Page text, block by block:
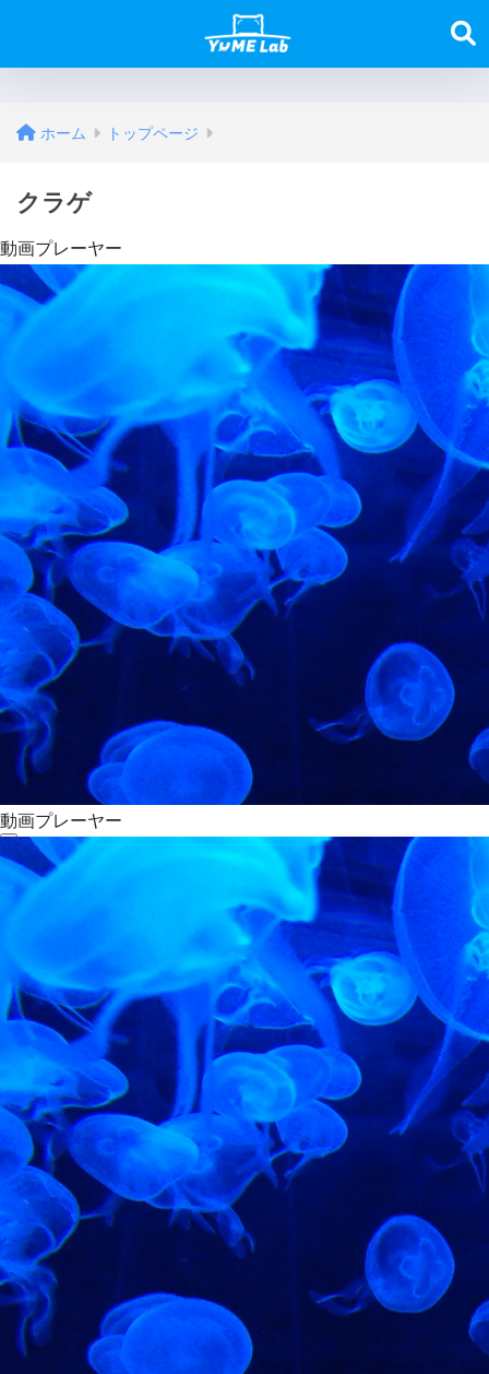
ホーム トップページ
クラゲ
動画プレーヤー
00:00
00:00
動画プレーヤー